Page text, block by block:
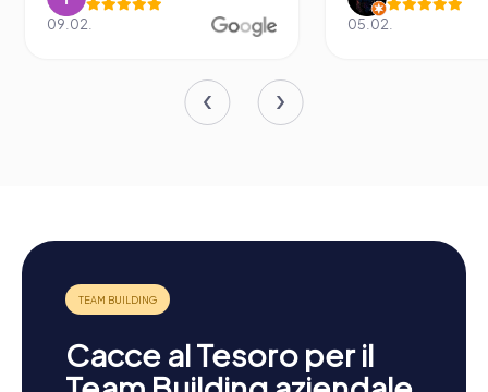
09.02. 05.02.
Cacce al Tesoro per il